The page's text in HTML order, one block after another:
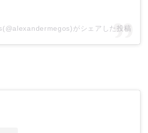
がシェアした投稿